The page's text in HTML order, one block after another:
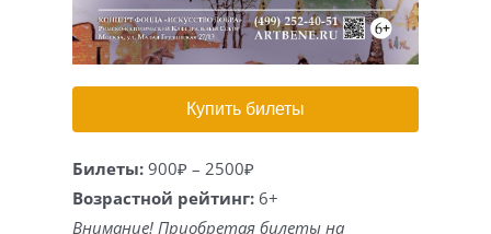
Купить билеты
Билеты: 900₽ – 2500₽
Возрастной рейтинг: 6+
Внимание! Приобретая билеты на